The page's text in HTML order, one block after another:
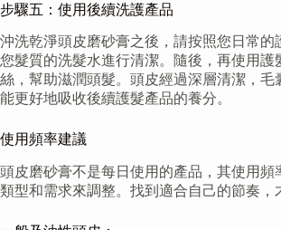
步驟五：使用後續洗護產品
沖洗乾淨頭皮磨砂膏之後，請按照您日常的
您髮質的洗髮水進行清潔。隨後，再使用護
絲，幫助滋潤頭髮。頭皮經過深層清潔，毛
能更好地吸收後續護髮產品的養分。
使用頻率建議
頭皮磨砂膏不是每日使用的產品，其使用頻
類型和需求來調整。找到適合自己的節奏，